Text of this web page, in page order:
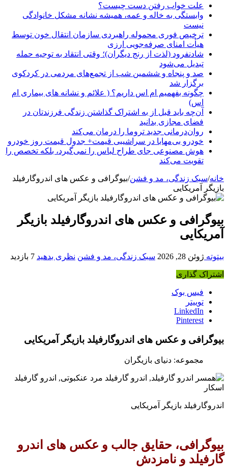
علت خواب رفتن دست چیست؟
وابستگی به خاله و عمه، همیشه نشانه مشکل خانوادگی
نیست
ترخیص فوری محموله راهبردی سازمان انتقال خون توسط
هیأت امنای صرفه‌جویی ارزی
شادنفرود (لذت از رنج دیگران)؛ وقتی انتقاد به توجیه حمله
تبدیل می‌شود
صد و پنجاه‌ و ششمین شب از تجمع‌های مردمی در کردکوی
برگزار شد
چگونه بفهمیم ام اس داریم؟ ( علائم و نشانه های بیماری ام
اس)
آن‌چه باید قبل از به اشتراک گذاشتن زندگی فرزندتان در
فضای مجازی بدانید
روان‌درمانی جدید تروما را درمان می‌کند
خودرو بی‌مهابا در سراشیبی قیمت+ جدول قیمت روز خودرو
هوش مصنوعی جای طراح لباس را نمی‌گیرد، بلکه تخصص را
تقویت می‌کند
خانه/سبک زندگی، مد و فشن/بیوگرافی و عکس های اندروگارفیلد
بازیگر آمریکایی
بیوگرافی و عکس های اندروگارفیلد بازیگر
آمریکایی
بیتوته ژوئن 28, 2026 سبک زندگی، مد و فشن نظری بدهید 7 بازدید
اشتراک گذاری
فیس بوک
توییتر
LinkedIn
Pinterest
بیوگرافی و عکس های اندروگارفیلد بازیگر آمریکایی
مجموعه: دنیای بازیگران
اندروگارفیلد بازیگر آمریکایی
بیوگرافی، حقایق جالب و عکس های اندرو
گارفیلد و نامزدش